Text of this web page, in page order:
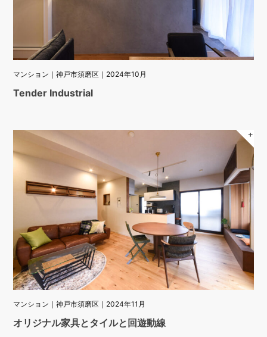
マンション｜神戸市須磨区｜2024年10月
Tender Industrial
＋
マンション｜神戸市須磨区｜2024年11月
オリジナル家具とタイルと回遊動線